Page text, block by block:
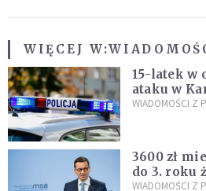
WIĘCEJ W:
15-latek w
ataku w
Policja
WIADOMOŚCI Z
3600 zł
do 3. roku
propozycji
WIADOMOŚCI Z